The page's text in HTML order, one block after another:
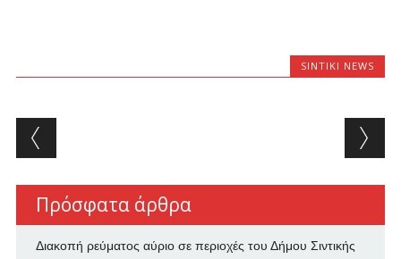
SINTIKI NEWS
Post navigation
Πρόσφατα άρθρα
Διακοπή ρεύματος αύριο σε περιοχές του Δήμου Σιντικής